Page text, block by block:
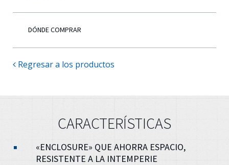
DÓNDE COMPRAR
Regresar a los productos
CARACTERÍSTICAS
«ENCLOSURE» QUE AHORRA ESPACIO,
RESISTENTE A LA INTEMPERIE